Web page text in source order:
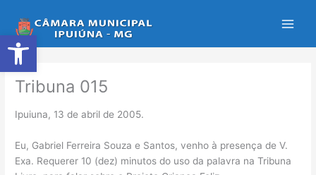
Abrir a barra de ferramentas
para
o
conteúdo
Tribuna 015
Ipuiuna, 13 de abril de 2005.
Eu, Gabriel Ferreira Souza e Santos, venho à presença de V.
Exa. Requerer 10 (dez) minutos do uso da palavra na Tribuna